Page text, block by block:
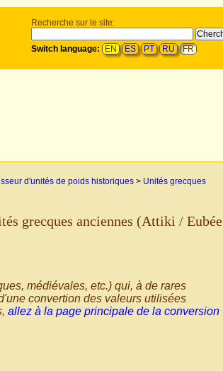
Recherche sur le site:
Switch language: EN ES PT RU FR
d'unités de poids historiques > Unités grecques
grecques anciennes (Attiki / Eubée
médiévales, etc.) qui, à de rares
convertion des valeurs utilisées
allez à la page principale de la conversion